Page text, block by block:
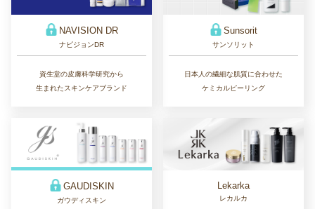
NAVISION DR
ナビジョンDR
資生堂の皮膚科学研究から
生まれたスキンケアブランド
Sunsorit
サンソリット
日本人の繊細な肌質に合わせた
ケミカルピーリング
GAUDISKIN
ガウディスキン
Lekarka
レカルカ